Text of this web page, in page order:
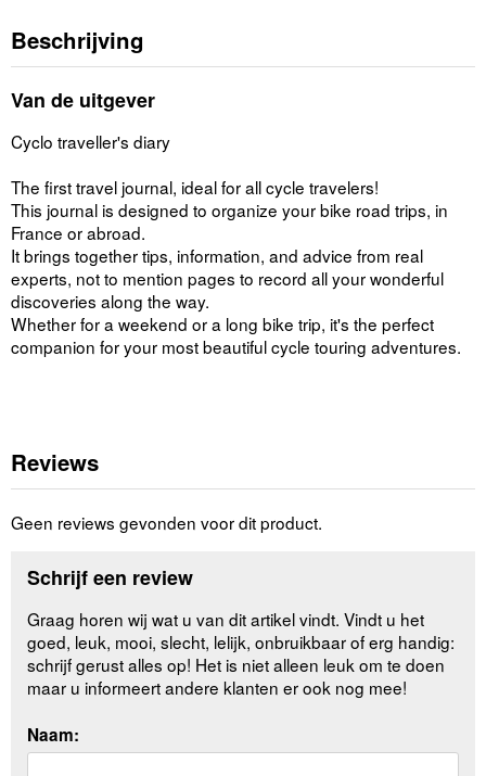
Beschrijving
Van de uitgever
Cyclo traveller's diary
The first travel journal, ideal for all cycle travelers!
This journal is designed to organize your bike road trips, in
France or abroad.
It brings together tips, information, and advice from real
experts, not to mention pages to record all your wonderful
discoveries along the way.
Whether for a weekend or a long bike trip, it's the perfect
companion for your most beautiful cycle touring adventures.
Reviews
Geen reviews gevonden voor dit product.
Schrijf een review
Graag horen wij wat u van dit artikel vindt. Vindt u het
goed, leuk, mooi, slecht, lelijk, onbruikbaar of erg handig:
schrijf gerust alles op! Het is niet alleen leuk om te doen
maar u informeert andere klanten er ook nog mee!
Naam: